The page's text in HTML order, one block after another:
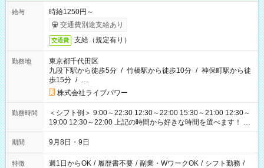
給与
時給1250円～
交通費別途支給あり
交通費 支給（規定有り）
勤務地
東京都千代田区
九段下駅から徒歩5分 / 竹橋駅から徒歩10分 / 神保町駅から徒
歩15分 / …
株式会社ライブパワー
勤務時間
＜シフト例＞ 9:00～22:30 12:30～22:00 15:30～21:00 12:30～
19:00 12:30～22:00 上記の時間から好きな時間を選べます！ ※
時間は変更となる可能性があります
期間 9月8日・9日
特徴 週1日からOK / 履歴書不要 / 副業・WワークOK / シフト勤務 /